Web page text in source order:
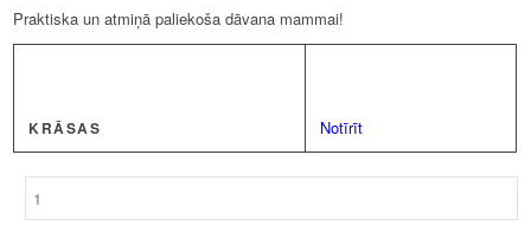
Praktiska un atmiņā paliekoša dāvana mammai!
KRĀSAS Notīrīt